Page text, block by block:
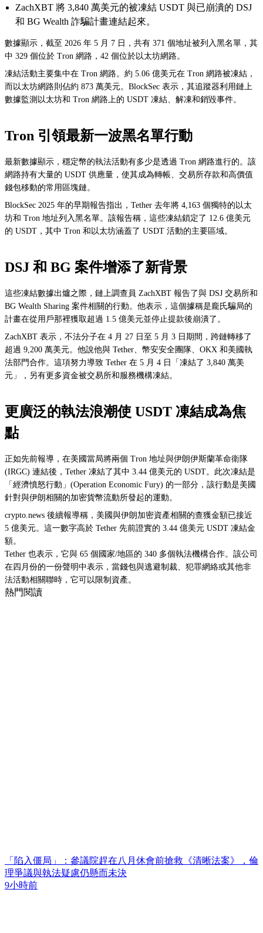
ZachXBT 將 3,840 萬美元的被凍結 USDT 與已崩潰的 DSJ
和 BG Wealth 詐騙計畫連結起來。
數據顯示，截至 2026 年 5 月 7 日，共有 371 個地址被列入黑名單，其
中 329 個位於 Tron 網路，42 個位於以太坊網路。
凍結活動主要集中在 Tron 網路。約 5.06 億美元在 Tron 網路被凍結，
而以太坊網路則佔約 873 萬美元。BlockSec 表示，其追蹤器利用鏈上
數據監測以太坊和 Tron 網路上的 USDT 凍結、解凍和銷毀事件。
Tron 引領最新一波黑名單行動
最新數據顯示，穩定幣的執法活動有多少是透過 Tron 網路進行的。該
網路持有大量的 USDT 供應量，使其成為轉帳、交易所存款和高價值
錢包移動的常用區塊鏈。
BlockSec 2025 年的早期報告指出，Tether 去年將 4,163 個獨特的以太
坊和 Tron 地址列入黑名單。該報告稱，這些凍結鎖定了 12.6 億美元
的 USDT，其中 Tron 和以太坊涵蓋了 USDT 活動的主要區域。
DSJ 和 BG 案件增添了新背景
這些凍結數據出爐之際，鏈上調查員 ZachXBT 報告了與 DSJ 交易所和
BG Wealth Sharing 案件相關的行動。他表示，這個據稱是龐氏騙局的
計畫在從用戶那裡獲取超過 1.5 億美元並停止提款後崩潰了。
ZachXBT 表示，不法分子在 4 月 27 日至 5 月 3 日期間，跨鏈轉移了
超過 9,200 萬美元。他說他與 Tether、幣安安全團隊、OKX 和美國執
法部門合作。這項努力導致 Tether 在 5 月 4 日「凍結了 3,840 萬美
元」，另有更多資金被交易所和服務機構凍結。
更廣泛的執法浪潮使 USDT 凍結成為焦
點
正如先前報導，在美國當局將兩個 Tron 地址與伊朗伊斯蘭革命衛隊
(IRGC) 連結後，Tether 凍結了其中 3.44 億美元的 USDT。此次凍結是
「經濟憤怒行動」(Operation Economic Fury) 的一部分，該行動是美國
針對與伊朗相關的加密貨幣流動所發起的運動。
crypto.news 後續報導稱，美國與伊朗加密資產相關的查獲金額已接近
5 億美元。這一數字高於 Tether 先前證實的 3.44 億美元 USDT 凍結金
額。
Tether 也表示，它與 65 個國家/地區的 340 多個執法機構合作。該公司
在四月份的一份聲明中表示，當錢包與逃避制裁、犯罪網絡或其他非
法活動相關聯時，它可以限制資產。
熱門閱讀
「陷入僵局」：參議院趕在八月休會前搶救《清晰法案》，倫
理爭議與執法疑慮仍懸而未決
9小時前